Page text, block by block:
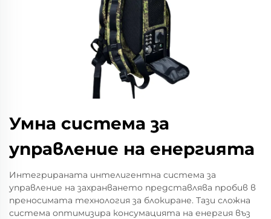
Умна система за
управление на енергията
Интегрираната интелигентна система за
управление на захранването представлява пробив в
преносимата технология за блокиране. Тази сложна
система оптимизира консумацията на енергия въз